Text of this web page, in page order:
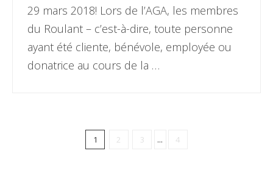
29 mars 2018! Lors de l’AGA, les membres
du Roulant – c’est-à-dire, toute personne
ayant été cliente, bénévole, employée ou
donatrice au cours de la …
1 2 3 ... 4